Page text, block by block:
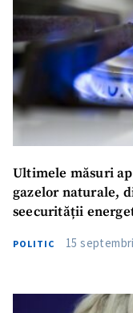
Ultimele măsuri
gazelor naturale,
seecurității
POLITIC 15